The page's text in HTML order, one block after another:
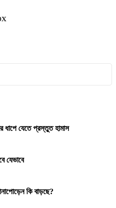
ধাপে যেতে প্রস্তুত হামাস
যেভাবে
কি বাড়ছে?